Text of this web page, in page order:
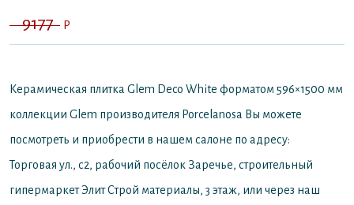
9177 P
Керамическая плитка Glem Deco White форматом 596×1500 мм
коллекции Glem производителя Porcelanosa Вы можете
посмотреть и приобрести в нашем салоне по адресу:
Торговая ул., с2, рабочий посёлок Заречье, строительный
гипермаркет Элит Строй материалы, 3 этаж, или через наш